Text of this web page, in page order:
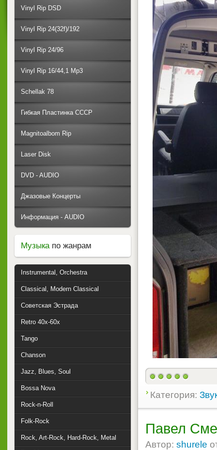
Категория:
Павел
Автор: shurele
Vinyl Rip DSD
Vinyl Rip 24(32f)/192
Vinyl Rip 24/96
Vinyl Rip 16/44,1 Mp3
Schellak 78
Гибкая Пластинка СССР
Magnitoalbom Rip
Laser Disk
DVD - AUDIO
Джазовые Концерты
Информация - AUDIO
Музыкапо жанрам
Instrumental, Orchestra
Classical, Modern Classical
Советская Эстрада
Retro 40x-60x
Tango
Chanson
Jazz, Blues, Soul
Bossa Nova
Rock-n-Roll
Folk-Rock
Rock, Art-Rock, Hard-Rock, Metal